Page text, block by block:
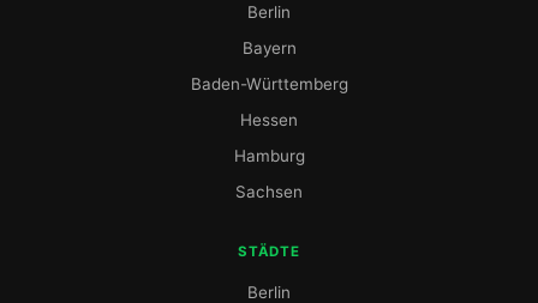
Berlin
Bayern
Baden-Württemberg
Hessen
Hamburg
Sachsen
STÄDTE
Berlin